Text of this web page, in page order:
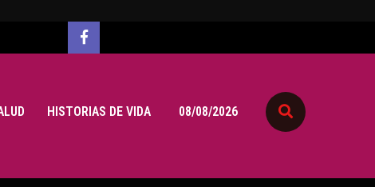
HISTORIAS DE VIDA 08/08/2026